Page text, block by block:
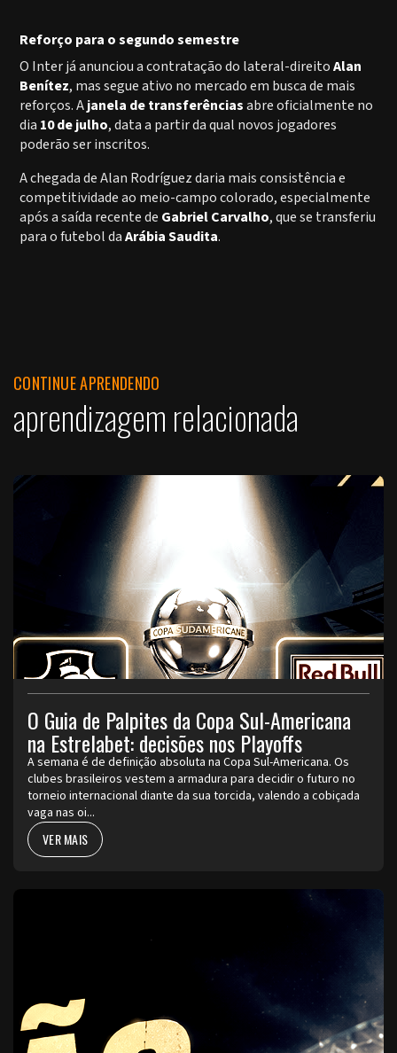
Reforço para o segundo semestre
O Inter já anunciou a contratação do lateral-direitoAlan
Benítez, mas segue ativo no mercado em busca de mais
reforços. Ajanela de transferênciasabre oficialmente no
dia 10 de julho, data a partir da qual novos jogadores
poderão ser inscritos.
A chegada de Alan Rodríguez daria mais consistência e
competitividade ao meio-campo colorado, especialmente
após a saída recente de Gabriel Carvalho, que se transferiu
para o futebol daArábia Saudita.
CONTINUE APRENDENDO
aprendizagem relacionada
O Guia de Palpites da Copa Sul-Americana
na Estrelabet: decisões nos Playoffs
A semana é de definição absoluta na Copa Sul-Americana. Os
clubes brasileiros vestem a armadura para decidir o futuro no
torneio internacional diante da sua torcida, valendo a cobiçada
vaga nas oi...
VER MAIS